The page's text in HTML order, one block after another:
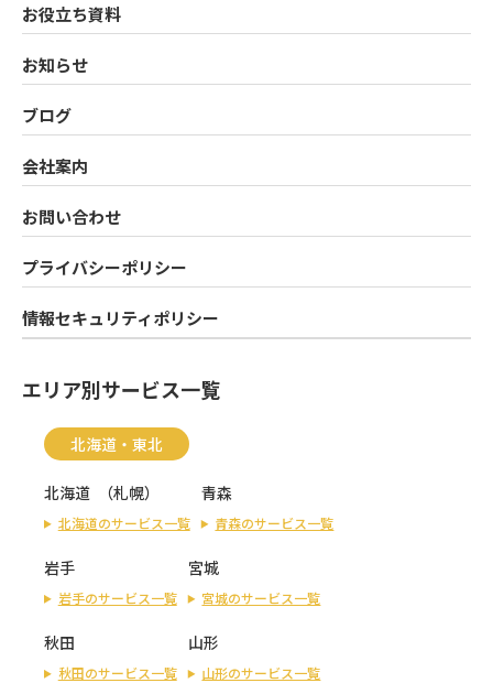
お役立ち資料
お知らせ
ブログ
会社案内
お問い合わせ
プライバシーポリシー
情報セキュリティポリシー
エリア別サービス一覧
北海道・東北
北海道 （札幌）
北海道のサービス一覧
青森
青森のサービス一覧
岩手
岩手のサービス一覧
宮城
宮城のサービス一覧
秋田
秋田のサービス一覧
山形
山形のサービス一覧